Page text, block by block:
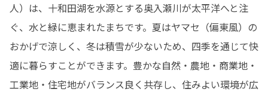
人）は、十和田湖を水源とする奥入瀬川が太平洋へと注
ぐ、水と緑に恵まれたまちです。夏はヤマセ（偏東風）の
おかげで涼しく、冬は積雪が少ないため、四季を通じて快
適に暮らすことができます。豊かな自然・農地・商業地・
工業地・住宅地がバランス良く共存し、住みよい環境が広